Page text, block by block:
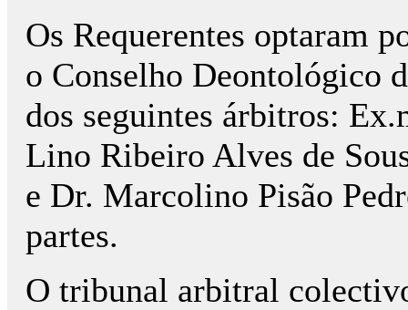
Os Requerentes optaram
o Conselho Deontológico
dos seguintes árbitros:
Lino Ribeiro Alves de
e Dr. Marcolino Pisão
partes.
O tribunal arbitral